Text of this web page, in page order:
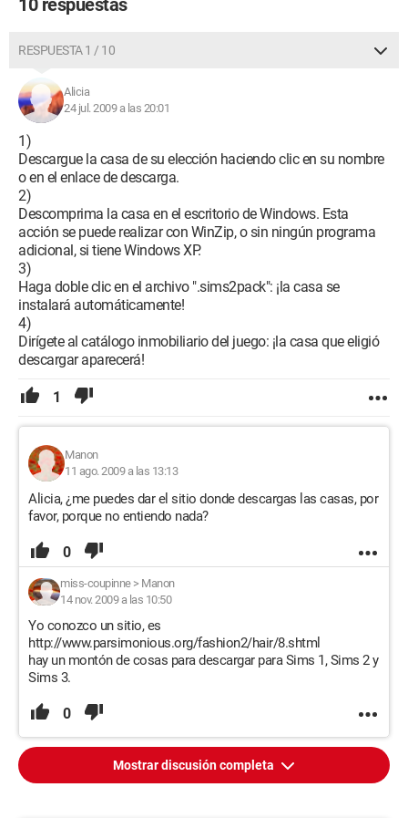
10 respuestas
RESPUESTA 1 / 10
Alicia
24 jul. 2009 a las 20:01
1)
Descargue la casa de su elección haciendo clic en su nombre
o en el enlace de descarga.
2)
Descomprima la casa en el escritorio de Windows. Esta
acción se puede realizar con WinZip, o sin ningún programa
adicional, si tiene Windows XP.
3)
Haga doble clic en el archivo ".sims2pack": ¡la casa se
instalará automáticamente!
4)
Dirígete al catálogo inmobiliario del juego: ¡la casa que eligió
descargar aparecerá!
1
Manon
11 ago. 2009 a las 13:13
Alicia, ¿me puedes dar el sitio donde descargas las casas, por
favor, porque no entiendo nada?
0
miss-coupinne> Manon
14 nov. 2009 a las 10:50
Yo conozco un sitio, es
http://www.parsimonious.org/fashion2/hair/8.shtml
hay un montón de cosas para descargar para Sims 1, Sims 2 y
Sims 3.
0
Mostrar discusión completa